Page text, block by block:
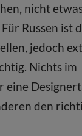
nicht
Russen ist
jedoch
Nichts im
eine
den